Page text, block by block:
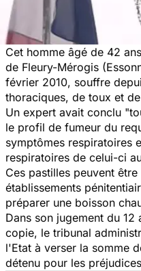
Cet homme âgé de 42
de Fleury-Mérogis
février 2010, souffre
thoraciques, de toux et
Un expert avait conclu
le profil de fumeur du
symptômes respiratoires
respiratoires de celui-ci
Ces pastilles peuvent
établissements
préparer une boisson
Dans son jugement du
copie, le tribunal
l'Etat à verser la somme
détenu pour les